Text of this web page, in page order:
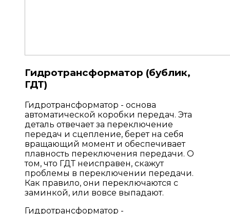
Гидротрансформатор (бублик,
ГДТ)
Гидротрансформатор - основа
автоматической коробки передач. Эта
деталь отвечает за переключение
передач и сцепление, берет на себя
вращающий момент и обеспечивает
плавность переключения передачи. О
том, что ГДТ неисправен, скажут
проблемы в переключении передачи.
Как правило, они переключаются с
заминкой, или вовсе выпадают.
Гидротрансформатор -